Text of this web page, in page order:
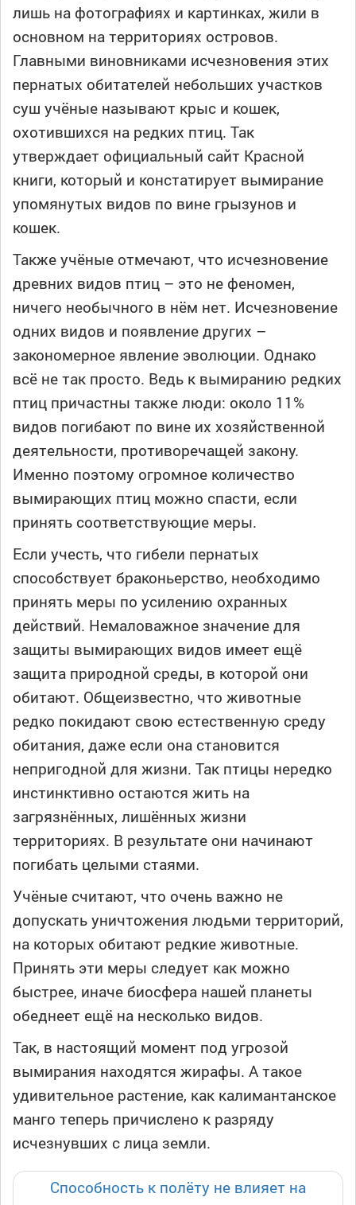
лишь на фотографиях и картинках, жили в
основном на территориях островов.
Главными виновниками исчезновения этих
пернатых обитателей небольших участков
суш учёные называют крыс и кошек,
охотившихся на редких птиц. Так
утверждает официальный сайт Красной
книги, который и констатирует вымирание
упомянутых видов по вине грызунов и
кошек.
Также учёные отмечают, что исчезновение
древних видов птиц – это не феномен,
ничего необычного в нём нет. Исчезновение
одних видов и появление других –
закономерное явление эволюции. Однако
всё не так просто. Ведь к вымиранию редких
птиц причастны также люди: около 11%
видов погибают по вине их хозяйственной
деятельности, противоречащей закону.
Именно поэтому огромное количество
вымирающих птиц можно спасти, если
принять соответствующие меры.
Если учесть, что гибели пернатых
способствует браконьерство, необходимо
принять меры по усилению охранных
действий. Немаловажное значение для
защиты вымирающих видов имеет ещё
защита природной среды, в которой они
обитают. Общеизвестно, что животные
редко покидают свою естественную среду
обитания, даже если она становится
непригодной для жизни. Так птицы нередко
инстинктивно остаются жить на
загрязнённых, лишённых жизни
территориях. В результате они начинают
погибать целыми стаями.
Учёные считают, что очень важно не
допускать уничтожения людьми территорий,
на которых обитают редкие животные.
Принять эти меры следует как можно
быстрее, иначе биосфера нашей планеты
обеднеет ещё на несколько видов.
Так, в настоящий момент под угрозой
вымирания находятся жирафы. А такое
удивительное растение, как калимантанское
манго теперь причислено к разряду
исчезнувших c лица земли.
Способность к полёту не влияет на